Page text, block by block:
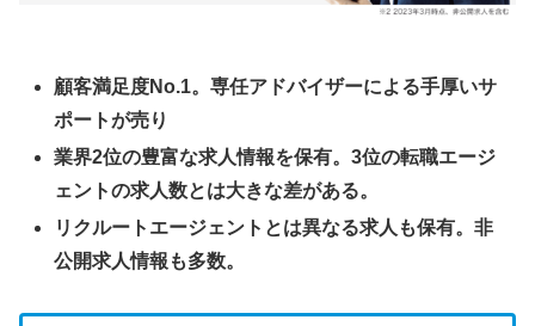
顧客満足度No.1。専任アドバイザーによる手厚いサ
ポートが売り
業界2位の豊富な求人情報を保有。3位の転職エージ
ェントの求人数とは大きな差がある。
リクルートエージェントとは異なる求人も保有。非
公開求人情報も多数。